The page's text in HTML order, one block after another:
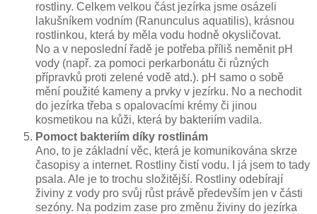
rostliny. Celkem velkou část jezírka jsme osázeli
lakušníkem vodním (Ranunculus aquatilis), krásnou
rostlinkou, která by měla vodu hodně okysličovat.
No a v neposlední řadě je potřeba příliš neměnit pH
vody (např. za pomoci perkarbonátu či různých
přípravků proti zelené vodě atd.). pH samo o sobě
mění použité kameny a prvky v jezírku. No a nechodit
do jezírka třeba s opalovacími krémy či jinou
kosmetikou na kůži, která by bakteriím vadila.
Pomoct bakteriím díky rostlinám
Ano, to je základní věc, která je komunikována skrze
časopisy a internet. Rostliny čistí vodu. I já jsem to tady
psala. Ale je to trochu složitější. Rostliny odebírají
živiny z vody pro svůj růst právě především jen v části
sezóny. Na podzim zase pro změnu živiny do jezírka